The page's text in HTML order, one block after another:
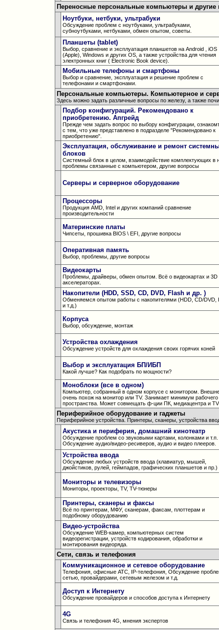
Переносные персональные компьютеры и другие
Ноутбуки, нетбуки, ультрабуки
Обсуждение проблем с ноутбуками, ультрабуками,
субноутбуками, нетбуками, обмен опытом, советы.
Планшеты (tablet)
Выбор, сравнение и эксплуатация планшетов на Android , iOS
(Apple), Windows и других OS, а также устройства для чтения
электронных книг ( Electronic Book device).
Мобильные телефоны и смартфоны
Выбор и сравнение, эксплуатация и решение проблем с
телефонами и смартфонами.
Персональные компьютеры. Компьютерное и
Здесь можно задать различные вопросы по железу, а также
Подбор конфигураций. Рекомендовано к
приобретению. Апгрейд
Прежде чем задать вопрос по выбору конфигурации,
с тем, что уже представлено в подразделе "Рекомендовано к
приобретению".
Эксплуатация, обслуживание и ремонт
блоков
Системный блок в целом, взаимодействие комплектующих в
проблемы связанные с компьютером, другие вопросы
Серверы и серверное оборудование
Процессоры
Продукция AMD, Intel и других компаний сравнение
производительности
Материнские платы
Чипсеты, прошивка BIOS \ EFI, другие вопросы
Оперативная память
Выбор, проблемы, другие вопросы
Видеокарты
Проблемы, драйверы, обмен опытом. Всё о видеокартах и 3D
акселераторах.
Накопители (HDD, SSD, CD, DVD, Flash и др. )
Обменяемся опытом работы с накопителями (HDD, CD/DVD,
и т.д.)
Корпуса
Выбор, обсуждение, монтаж
Устройства охлаждения
Обсуждение устройств для охлаждения своих горячих коней
Выбор и эксплуатация БП/ИБП
Какой лучше? Как подобрать по мощности?
Моноблоки (все в одном)
Компьютер, собранный в одном корпусе с монитором.
очень похож на монитор или TV. Занимает минимум рабочего
пространства. Может совмещать ф-ции ПК, медиацентра и TV
Периферийное оборудование и гаджеты
Периферийное устройства. Принтеры, сканеры, устройства
Акустика и периферия, домашний кинотеатр
Обсуждение проблем со звуковыми картами, колонками и т.п.
Обсуждение аудио/видео-ресиверов, аудио и видео плееров.
Устройства ввода
Обсуждение любых устройств ввода (клавиатур, мышей,
джойстиков, рулей, геймпадов, графических планшетов и пр.)
Мониторы и телевизоры
Мониторы, проекторы, TV, TV-тюнеры
Принтеры, сканеры и факсы
Всё по принтерам, МФУ, сканерам, факсам, плоттерам и
подобному оборудованию
Видео-устройства
Обсуждение WEB-камер, компьютерных систем
видеорегистрации, устройств кодирования, обработки и
монтирования видеоряда.
Сети, связь и телефония
Коммуникационное и сетевое оборудование
Телефония, офисные АТС, IP-телефония, Обсуждение
сетью, провайдерами, сетевым железом и т.д.
Доступ к Интернету
Обсуждение провайдеров и способов доступа к Интернету
4G
Связь и телефония 4G, мнения экспертов